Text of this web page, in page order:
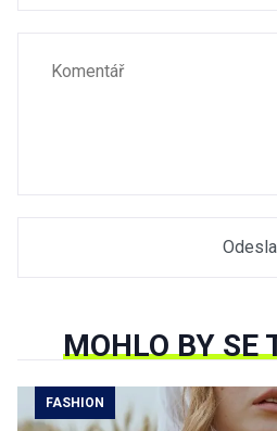
MOHLO BY SE
FASHION